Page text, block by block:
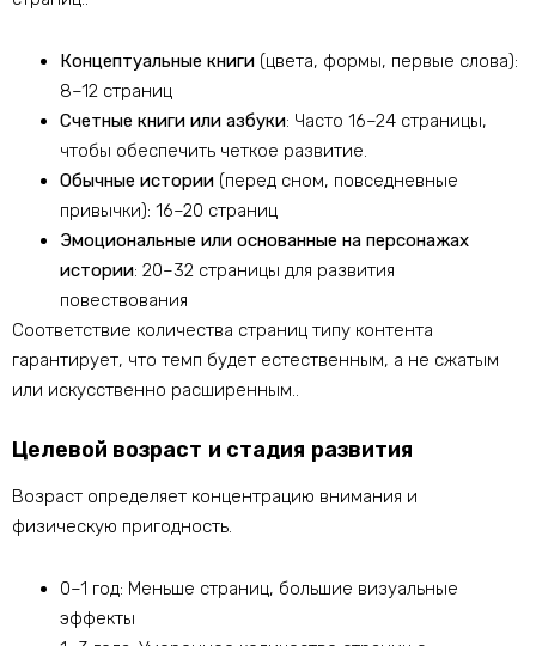
Концептуальные книги (цвета, формы, первые слова):
8–12 страниц
Счетные книги или азбуки: Часто 16–24 страницы,
чтобы обеспечить четкое развитие.
Обычные истории (перед сном, повседневные
привычки): 16–20 страниц
Эмоциональные или основанные на персонажах
истории: 20–32 страницы для развития
повествования
Соответствие количества страниц типу контента
гарантирует, что темп будет естественным, а не сжатым
или искусственно расширенным..
Целевой возраст и стадия развития
Возраст определяет концентрацию внимания и
физическую пригодность.
0–1 год: Меньше страниц, большие визуальные
эффекты